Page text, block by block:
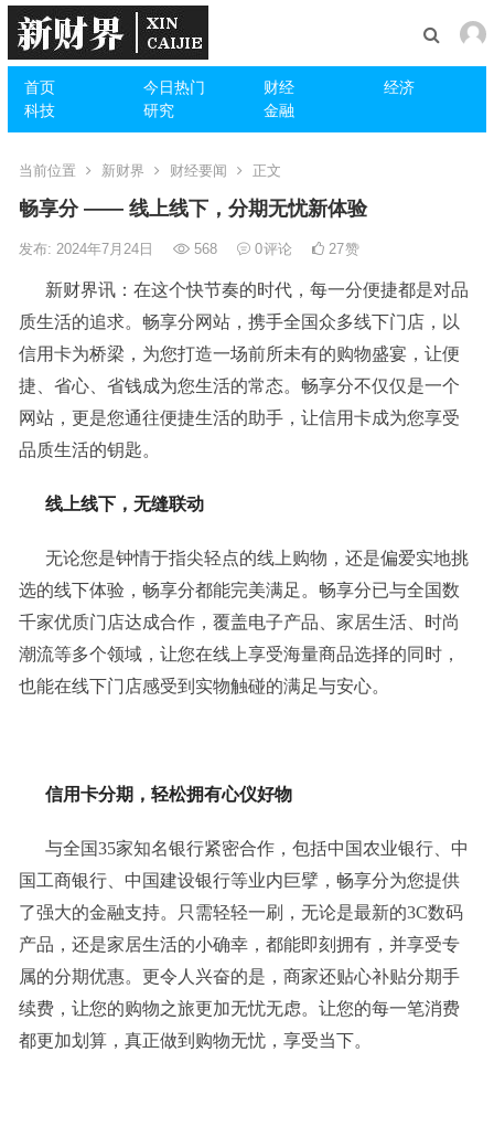
首页 今日热门 财经
经济
科技
研究 金融
当前位置 新财界 财经要闻 正文
畅享分 —— 线上线下，分期无忧新体验
发布: 2024年7月24日 568 0评论 27赞
新财界讯：在这个快节奏的时代，每一分便捷都是对品
质生活的追求。畅享分网站，携手全国众多线下门店，以
信用卡为桥梁，为您打造一场前所未有的购物盛宴，让便
捷、省心、省钱成为您生活的常态。畅享分不仅仅是一个
网站，更是您通往便捷生活的助手，让信用卡成为您享受
品质生活的钥匙。
线上线下，无缝联动
无论您是钟情于指尖轻点的线上购物，还是偏爱实地挑
选的线下体验，畅享分都能完美满足。畅享分已与全国数
千家优质门店达成合作，覆盖电子产品、家居生活、时尚
潮流等多个领域，让您在线上享受海量商品选择的同时，
也能在线下门店感受到实物触碰的满足与安心。
信用卡分期，轻松拥有心仪好物
与全国35家知名银行紧密合作，包括中国农业银行、中
国工商银行、中国建设银行等业内巨擘，畅享分为您提供
了强大的金融支持。只需轻轻一刷，无论是最新的3C数码
产品，还是家居生活的小确幸，都能即刻拥有，并享受专
属的分期优惠。更令人兴奋的是，商家还贴心补贴分期手
续费，让您的购物之旅更加无忧无虑。让您的每一笔消费
都更加划算，真正做到购物无忧，享受当下。